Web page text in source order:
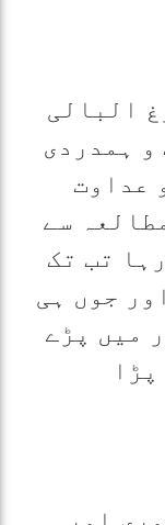
البالی
و ہمدردی
عداوت
سے
تب تک
جوں ہی
ميں پڑے